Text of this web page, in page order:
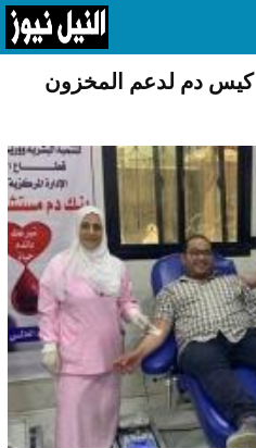
صحة الدقهلية تجمع 1156 كيس دم لدعم المخزون